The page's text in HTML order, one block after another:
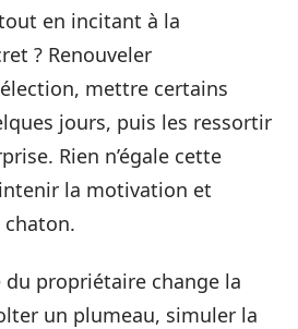
en incitant à la
? Renouveler
mettre certains
jours, puis les ressortir
Rien n’égale cette
la motivation et
chaton.
du propriétaire change la
un plumeau, simuler la